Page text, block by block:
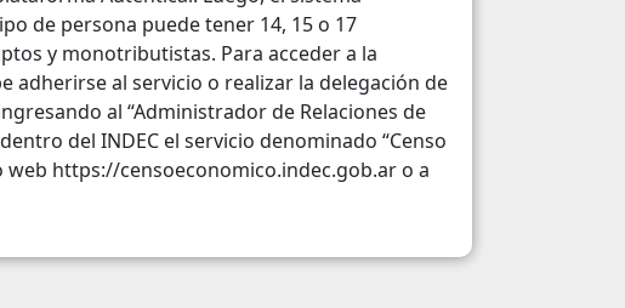
Condiciones Materiales de Vida
de persona puede tener 14, 15 o 17
y monotributistas. Para acceder a la
al servicio o realizar la delegación de
al “Administrador de Relaciones de
del INDEC el servicio denominado “Censo
web https://censoeconomico.indec.gob.ar o a